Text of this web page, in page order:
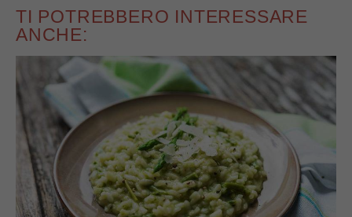
TI POTREBBERO INTERESSARE
ANCHE: